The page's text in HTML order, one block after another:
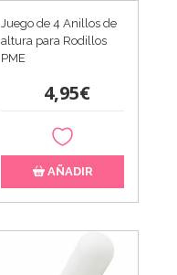
Juego de 4 Anillos de
altura para Rodillos
PME
4,95€
AÑADIR